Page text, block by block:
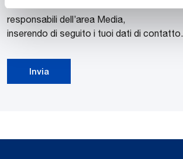
responsabili dell’area Media,
inserendo di seguito i tuoi dati di contatto.
Invia